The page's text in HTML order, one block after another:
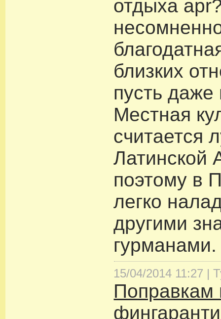
отдыха
близких
пусть даже
Местная
считается
Латинской
поэтому в
легко
другими
гурманами.
15/04/2014 11:27 |
Поправкам